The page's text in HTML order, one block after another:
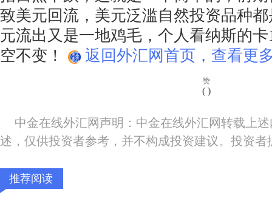
致美元回流，美元泛滥自然投资品种
元流出又是一地鸡毛，个人看纳斯的卡
空不变！
返回外汇网首页，查看更
赞
( )
中金在线外汇网声明：中金在线外汇网转载上
述，仅供投资者参考，并不构成投资建议。投资
推荐阅读